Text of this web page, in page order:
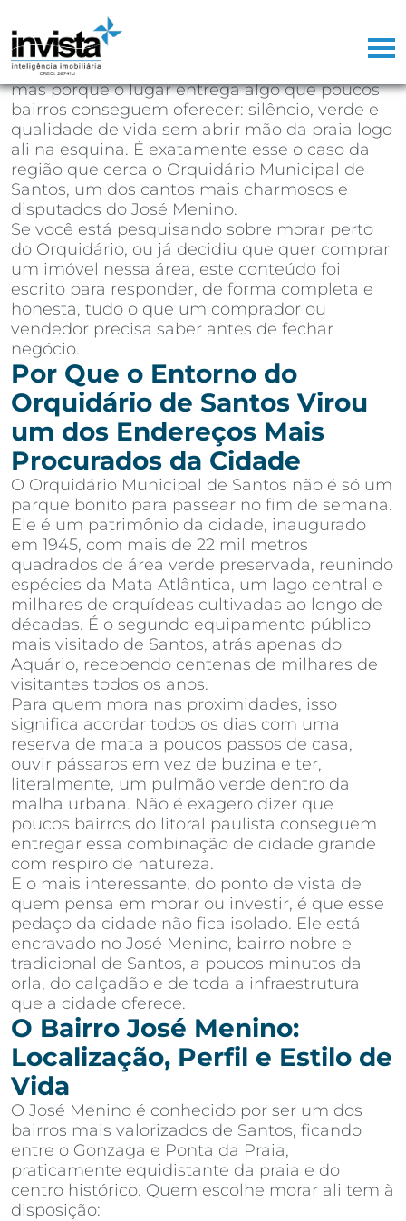
corretor de imóveis na Baixada Santista,
aprendi que existem regiões que vendem
sozinhas. Não porque o marketing seja bom,
mas porque o lugar entrega algo que poucos
bairros conseguem oferecer: silêncio, verde e
qualidade de vida sem abrir mão da praia logo
ali na esquina. É exatamente esse o caso da
região que cerca o Orquidário Municipal de
Santos, um dos cantos mais charmosos e
disputados do José Menino.
Se você está pesquisando sobre morar perto
do Orquidário, ou já decidiu que quer comprar
um imóvel nessa área, este conteúdo foi
escrito para responder, de forma completa e
honesta, tudo o que um comprador ou
vendedor precisa saber antes de fechar
negócio.
Por Que o Entorno do
Orquidário de Santos Virou
um dos Endereços Mais
Procurados da Cidade
O Orquidário Municipal de Santos não é só um
parque bonito para passear no fim de semana.
Ele é um patrimônio da cidade, inaugurado
em 1945, com mais de 22 mil metros
quadrados de área verde preservada, reunindo
espécies da Mata Atlântica, um lago central e
milhares de orquídeas cultivadas ao longo de
décadas. É o segundo equipamento público
mais visitado de Santos, atrás apenas do
Aquário, recebendo centenas de milhares de
visitantes todos os anos.
Para quem mora nas proximidades, isso
significa acordar todos os dias com uma
reserva de mata a poucos passos de casa,
ouvir pássaros em vez de buzina e ter,
literalmente, um pulmão verde dentro da
malha urbana. Não é exagero dizer que
poucos bairros do litoral paulista conseguem
entregar essa combinação de cidade grande
com respiro de natureza.
E o mais interessante, do ponto de vista de
quem pensa em morar ou investir, é que esse
pedaço da cidade não fica isolado. Ele está
encravado no José Menino, bairro nobre e
tradicional de Santos, a poucos minutos da
orla, do calçadão e de toda a infraestrutura
que a cidade oferece.
O Bairro José Menino:
Localização, Perfil e Estilo de
Vida
O José Menino é conhecido por ser um dos
bairros mais valorizados de Santos, ficando
entre o Gonzaga e Ponta da Praia,
praticamente equidistante da praia e do
centro histórico. Quem escolhe morar ali tem à
disposição: